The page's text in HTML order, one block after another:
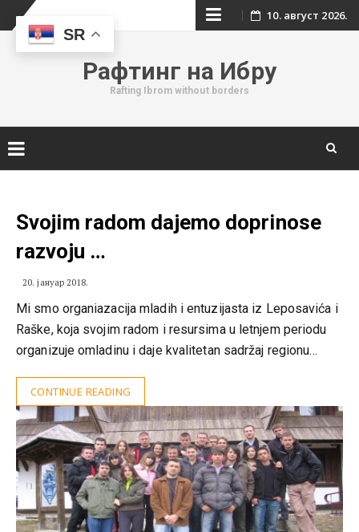
Skip
content
10. август 2026.
Рафтинг на Ибру
Rafting Ibrom without borders
contentSvojim radom dajemo doprinose
razvoju …
20. јануар 2018.
Mi smo organiazacija mladih i entuzijasta iz Leposavića i
Raške, koja svojim radom i resursima u letnjem periodu
organizuje omladinu i daje kvalitetan sadržaj regionu…
CONTINUE READING
SR